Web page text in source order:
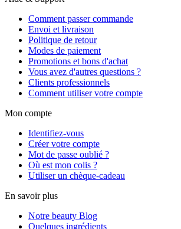
Comment passer commande
Envoi et livraison
Politique de retour
Modes de paiement
Promotions et bons d'achat
Vous avez d'autres questions ?
Clients professionnels
Comment utiliser votre compte
Mon compte
Identifiez-vous
Créer votre compte
Mot de passe oublié ?
Où est mon colis ?
Utiliser un chèque-cadeau
En savoir plus
Notre beauty Blog
Quelques ingrédients